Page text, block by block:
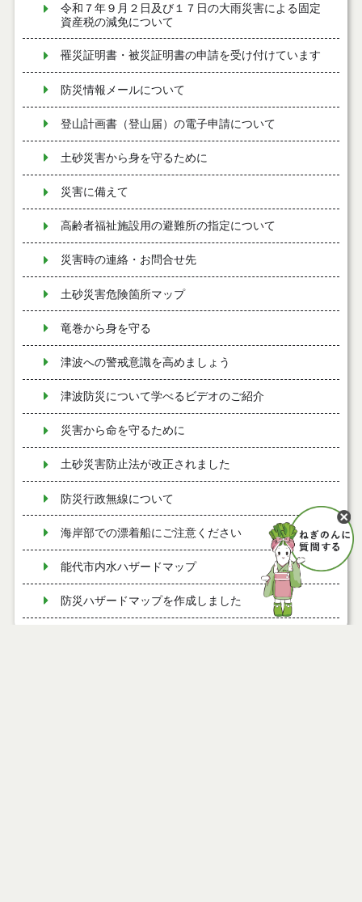
令和７年９月２日及び１７日の大雨災害による固定
資産税の減免について
罹災証明書・被災証明書の申請を受け付けています
防災情報メールについて
登山計画書（登山届）の電子申請について
土砂災害から身を守るために
災害に備えて
高齢者福祉施設用の避難所の指定について
災害時の連絡・お問合せ先
土砂災害危険箇所マップ
竜巻から身を守る
津波への警戒意識を高めましょう
津波防災について学べるビデオのご紹介
災害から命を守るために
土砂災害防止法が改正されました
防災行政無線について
海岸部での漂着船にご注意ください
能代市内水ハザードマップ
防災ハザードマップを作成しました